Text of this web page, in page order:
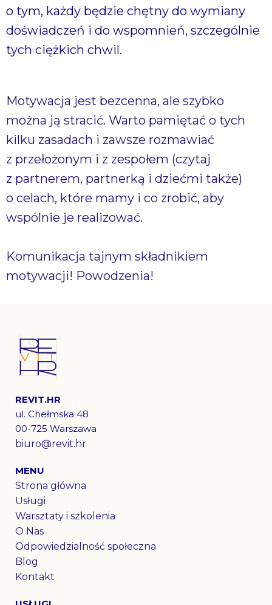
o tym, każdy będzie chętny do wymiany
doświadczeń i do wspomnień, szczególnie
tych ciężkich chwil.
Motywacja jest bezcenna, ale szybko
można ją stracić. Warto pamiętać o tych
kilku zasadach i zawsze rozmawiać
z przełożonym i z zespołem (czytaj
z partnerem, partnerką i dziećmi także)
o celach, które mamy i co zrobić, aby
wspólnie je realizować.
Komunikacja tajnym składnikiem
motywacji! Powodzenia!
REVIT.HR
ul. Chełmska 48
00-725 Warszawa
biuro@revit.hr​
MENU
Strona główna
Usługi
Warsztaty i szkolenia
O Nas
Odpowiedzialność społeczna
Blog
Kontakt